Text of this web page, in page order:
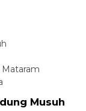
Mataram
Musuh